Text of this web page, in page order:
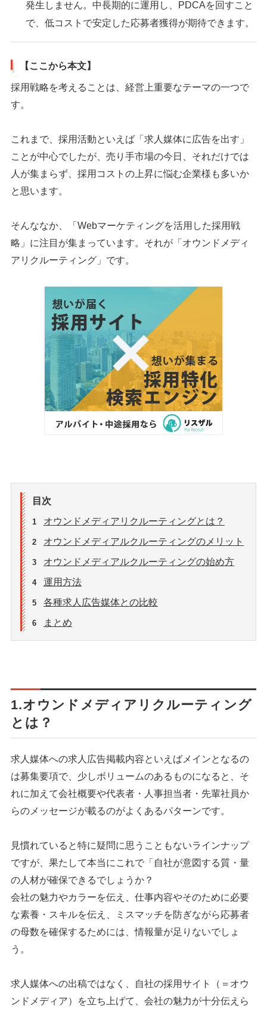
発生しません。中長期的に運用し、PDCAを回すこと
で、低コストで安定した応募者獲得が期待できます。
【ここから本文】
採用戦略を考えることは、経営上重要なテーマの一つで
す。
これまで、採用活動といえば「求人媒体に広告を出す」
ことが中心でしたが、売り手市場の今日、それだけでは
人が集まらず、採用コストの上昇に悩む企業様も多いか
と思います。
そんななか、「Webマーケティングを活用した採用戦
略」に注目が集まっています。それが「オウンドメディ
アリクルーティング」です。
目次
1 オウンドメディアリクルーティングとは？
2 オウンドメディアルクルーティングのメリット
3 オウンドメディアルクルーティングの始め方
4 運用方法
5 各種求人広告媒体との比較
6 まとめ
1.オウンドメディアリクルーティング
とは？
求人媒体への求人広告掲載内容といえばメインとなるの
は募集要項で、少しボリュームのあるものになると、そ
れに加えて会社概要や代表者・人事担当者・先輩社員か
らのメッセージが載るのがよくあるパターンです。
見慣れていると特に疑問に思うこともないラインナップ
ですが、果たして本当にこれで「自社が意図する質・量
の人材が確保できるでしょうか？
会社の魅力やカラーを伝え、仕事内容やそのために必要
な素養・スキルを伝え、ミスマッチを防ぎながら応募者
の母数を確保するためには、情報量が足りないでしょ
う。
求人媒体への出稿ではなく、自社の採用サイト（＝オウ
ンドメディア）を立ち上げて、会社の魅力が十分伝えら